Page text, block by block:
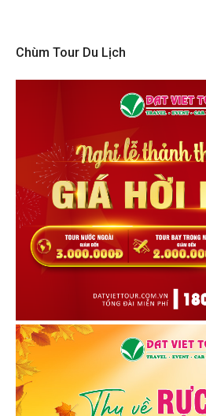
Chùm Tour Du Lịch